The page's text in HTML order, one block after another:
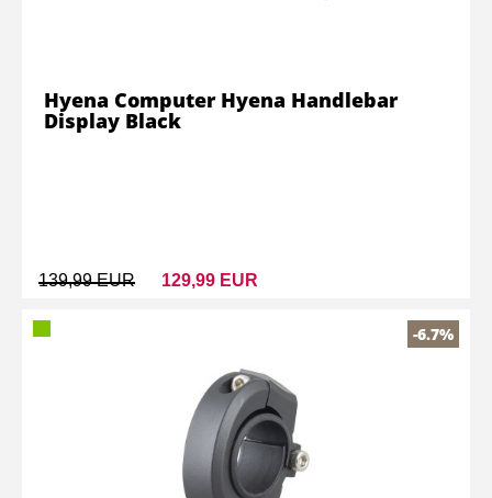
139,99 EUR 129,99 EUR
Hyena Computer Hyena Handlebar
Display Black
-6.7%